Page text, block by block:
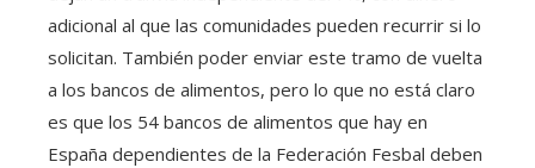
adicional al que las comunidades pueden recurrir si lo
solicitan. También poder enviar este tramo de vuelta
a los bancos de alimentos, pero lo que no está claro
es que los 54 bancos de alimentos que hay en
España dependientes de la Federación Fesbal deben